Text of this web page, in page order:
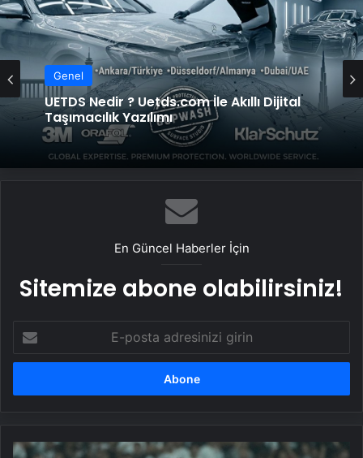
Genel
UETDS Nedir ? Uetds.com İle Akıllı Dijital
Taşımacılık Yazılımı
En Güncel Haberler İçin
Sitemize abone olabilirsiniz!
posta
adresinizi
Yeni